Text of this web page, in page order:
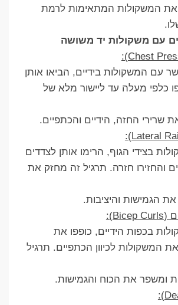
את המשקולות המתאימות לרמת
עם משקולות יד משושה
עם המשקולות בידיים, הביאו אותן
כלפי מעלה עד ליישור מלא של
שרירי החזה, הידיים והכתפיים.
בצידי הגוף, הרימו אותן לצדדים
והחזירו חזרה. תרגיל זה מחזק את
הגמישות והיציבות.
בכפות הידיים, כופפו את
המשקולות לכיוון הכתפיים. תרגיל
ומשפר את הכוח והגמישות.